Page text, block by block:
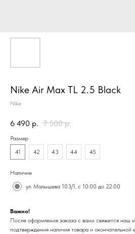
Nike Air Max TL 2.5 Black
Nike
6 490 р. 7 500 р.
Размер
41
42 43 44 45
Наличие
ул. Малышева 103/1, с 10:00 до 22:00
Важно!
После оформления заказа с вами свяжется наш
подтверждения наличия товара и окончательной